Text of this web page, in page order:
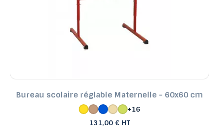
Bureau scolaire réglable Maternelle - 60x60 cm
+16
131,00 € HT